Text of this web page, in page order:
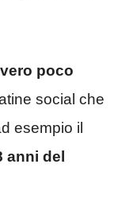
poco
social che
esempio il
anni del